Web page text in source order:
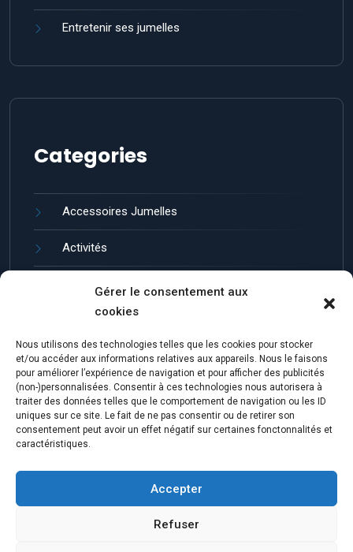
Gérer le consentement aux
cookies
Nous utilisons des technologies telles que les cookies pour stocker
et/ou accéder aux informations relatives aux appareils. Nous le faisons
pour améliorer l’expérience de navigation et pour afficher des publicités
(non-)personnalisées. Consentir à ces technologies nous autorisera à
traiter des données telles que le comportement de navigation ou les ID
uniques sur ce site. Le fait de ne pas consentir ou de retirer son
consentement peut avoir un effet négatif sur certaines fonctonnalités et
caractéristiques.
Accepter
Refuser
Entretenir ses jumelles
Categories
Accessoires Jumelles
Activités
Guides et entretien
Marques de Jumelles
© 2023 Katen. Theme by ThemeGer.